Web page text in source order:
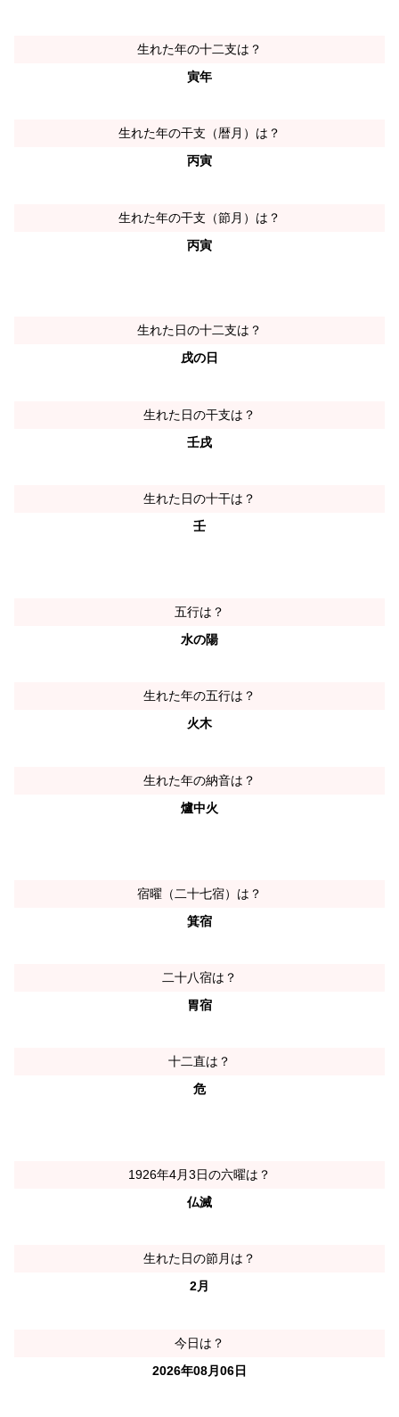
生れた年の十二支は？
寅年
生れた年の干支（暦月）は？
丙寅
生れた年の干支（節月）は？
丙寅
生れた日の十二支は？
戌の日
生れた日の干支は？
壬戌
生れた日の十干は？
壬
五行は？
水の陽
生れた年の五行は？
火木
生れた年の納音は？
爐中火
宿曜（二十七宿）は？
箕宿
二十八宿は？
胃宿
十二直は？
危
1926年4月3日の六曜は？
仏滅
生れた日の節月は？
2月
今日は？
2026年08月06日